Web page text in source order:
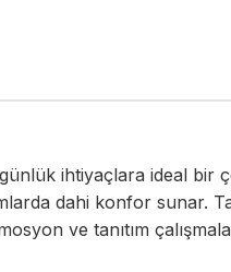
günlük ihtiyaçlara ideal
dahi konfor sunar.
ve tanıtım